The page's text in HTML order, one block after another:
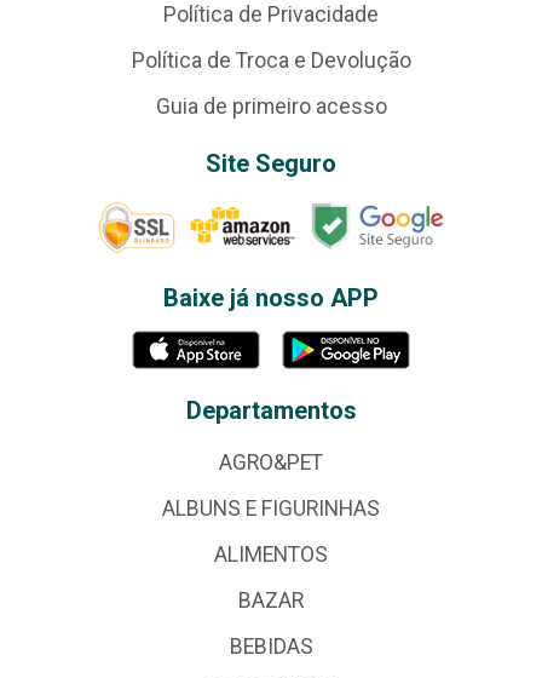
Política de Privacidade
Política de Troca e Devolução
Guia de primeiro acesso
Site Seguro
Baixe já nosso APP
Departamentos
AGRO&PET
ALBUNS E FIGURINHAS
ALIMENTOS
BAZAR
BEBIDAS